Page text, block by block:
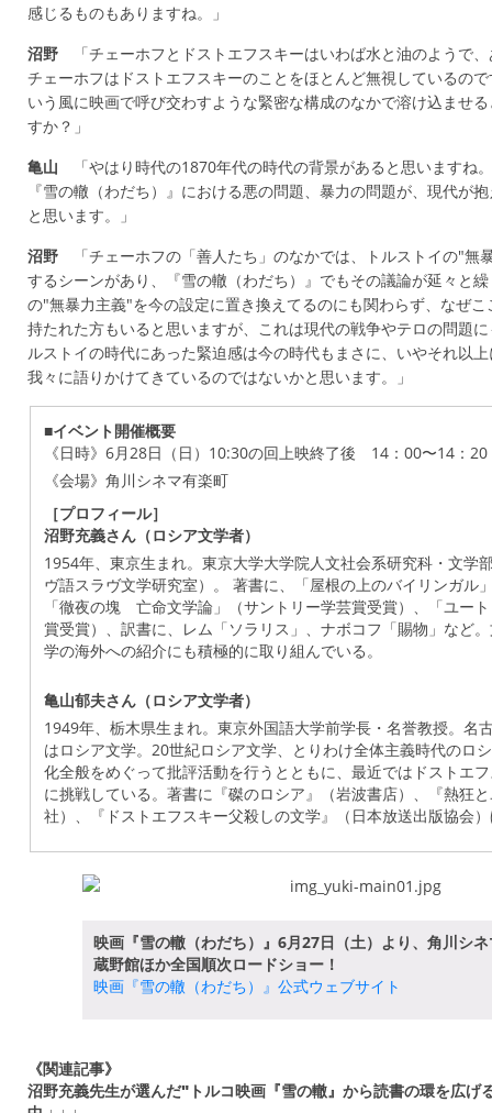
感じるものもありますね。」
沼野 「チェーホフとドストエフスキーはいわば水と油のようで
チェーホフはドストエフスキーのことをほとんど無視しているの
いう風に映画で呼び交わすような緊密な構成のなかで溶け込ませ
すか？」
亀山 「やはり時代の1870年代の時代の背景があると思いますね
『雪の轍（わだち）』における悪の問題、暴力の問題が、現代が
と思います。」
沼野 「チェーホフの「善人たち」のなかでは、トルストイの"無
するシーンがあり、『雪の轍（わだち）』でもその議論が延々と
の"無暴力主義"を今の設定に置き換えてるのにも関わらず、なぜ
持たれた方もいると思いますが、これは現代の戦争やテロの問題
ルストイの時代にあった緊迫感は今の時代もまさに、いやそれ以
我々に語りかけてきているのではないかと思います。」
■イベント開催概要
《日時》6月28日（日）10:30の回上映終了後 14：00〜14：20
《会場》角川シネマ有楽町
［プロフィール］
沼野充義さん（ロシア文学者）
1954年、東京生まれ。東京大学大学院人文社会系研究科・文学
ヴ語スラヴ文学研究室）。 著書に、「屋根の上のバイリンガル
「徹夜の塊 亡命文学論」（サントリー学芸賞受賞）、「ユー
賞受賞）、訳書に、レム「ソラリス」、ナボコフ「賜物」など
学の海外への紹介にも積極的に取り組んでいる。
亀山郁夫さん（ロシア文学者）
1949年、栃木県生まれ。東京外国語大学前学長・名誉教授。名
はロシア文学。20世紀ロシア文学、とりわけ全体主義時代のロ
化全般をめぐって批評活動を行うとともに、最近ではドストエ
に挑戦している。著書に『磔のロシア』（岩波書店）、『熱狂
社）、『ドストエフスキー父殺しの文学』（日本放送出版協会
映画『雪の轍（わだち）』6月27日（土）より、角川シ
蔵野館ほか全国順次ロードショー！
映画『雪の轍（わだち）』公式ウェブサイト
《関連記事》
沼野充義先生が選んだ"トルコ映画『雪の轍』から読書の環を広げ